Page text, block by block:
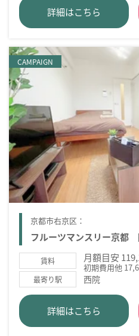
詳細はこちら
CAMPAIGN
京都市右京区：
フルーツマンスリー京都
賃料 月額目安
初期費用他
最寄り駅 西院
詳細はこちら